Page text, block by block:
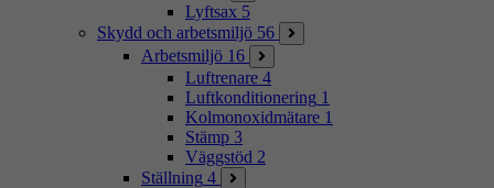
Lyftsax 5
Skydd och arbetsmiljö 56
Arbetsmiljö 16
Luftrenare 4
Luftkonditionering 1
Kolmonoxidmätare 1
Stämp 3
Väggstöd 2
Ställning 4